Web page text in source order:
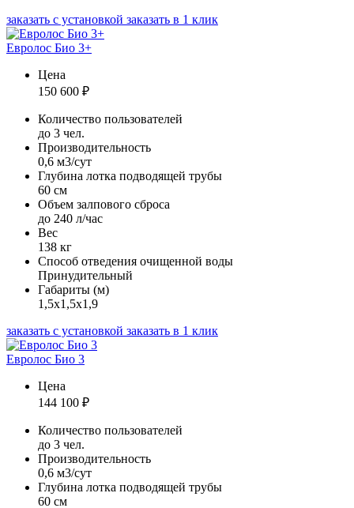
заказать с установкой заказать в 1 клик
Евролос Био 3+
Цена
150 600 ₽
Количество пользователей
до 3 чел.
Производительность
0,6 м3/сут
Глубина лотка подводящей трубы
60 см
Объем залпового сброса
до 240 л/час
Вес
138 кг
Способ отведения очищенной воды
Принудительный
Габариты (м)
1,5х1,5х1,9
заказать с установкой заказать в 1 клик
Евролос Био 3
Цена
144 100 ₽
Количество пользователей
до 3 чел.
Производительность
0,6 м3/сут
Глубина лотка подводящей трубы
60 см